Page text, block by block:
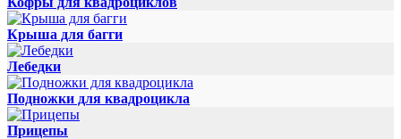
Крыша для багги
Лебедки
Подножки для квадроцикла
Прицепы